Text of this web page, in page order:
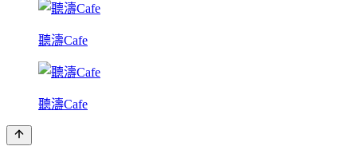
聽濤Cafe
聽濤Cafe